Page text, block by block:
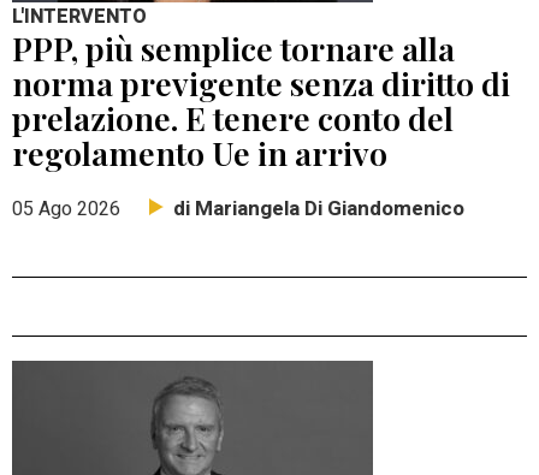
L'INTERVENTO
PPP, più semplice tornare alla
norma previgente senza diritto di
prelazione. E tenere conto del
regolamento Ue in arrivo
05 Ago 2026 di Mariangela Di Giandomenico